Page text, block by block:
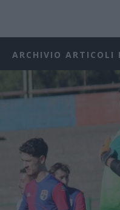
ARCHIVIO ARTICOLI